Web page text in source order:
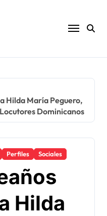
Hilda María Peguero,
Dominicanos
Perfiles Sociales
Hilda